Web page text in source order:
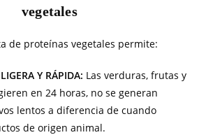
vegetales
de proteínas vegetales permite:
Y RÁPIDA: Las verduras, frutas y
en 24 horas, no se generan
lentos a diferencia de cuando
de origen animal.